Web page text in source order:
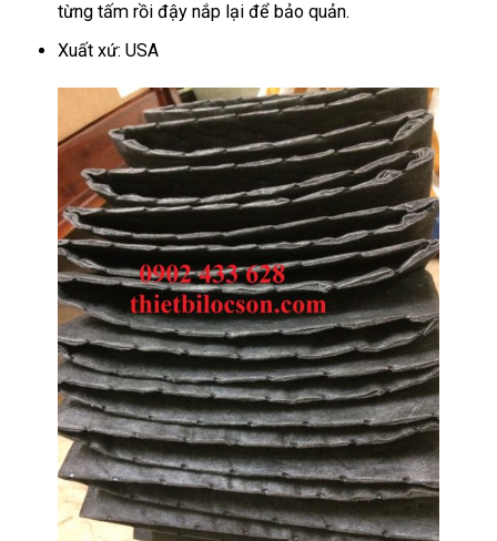
từng tấm rồi đậy nắp lại để bảo quản.
Xuất xứ: USA